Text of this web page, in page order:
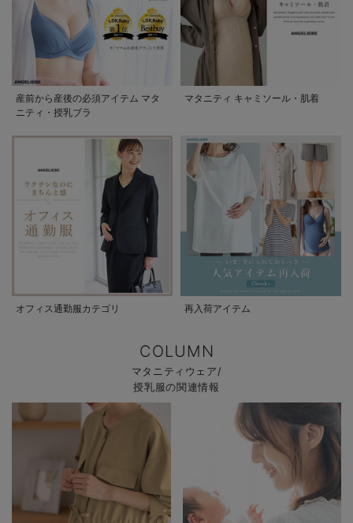
産前から産後の必須アイテム マタ
ニティ・授乳ブラ
マタニティ キャミソール・肌着
オフィス通勤服カテゴリ 再入荷アイテム
COLUMN
マタニティウェア/
授乳服の関連情報